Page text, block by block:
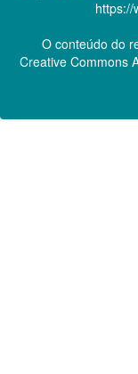
https://
O conteúdo do
Creative Commons